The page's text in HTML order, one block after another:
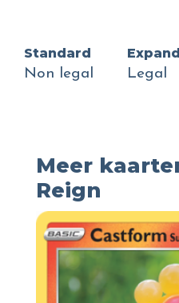
Standard
Non legal
Legal
Meer
Reign